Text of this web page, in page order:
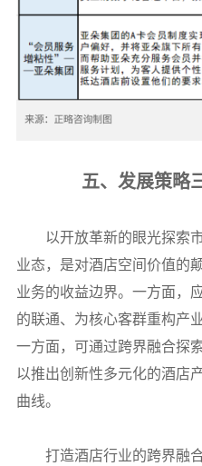
五、发展策略
以开放革新的眼光探索
业态，是对酒店空间价值的
业务的收益边界。一方面，
的联通、为核心客群重构产
一方面，可通过跨界融合探
以推出创新性多元化的酒店
曲线。
打造酒店行业的跨界融